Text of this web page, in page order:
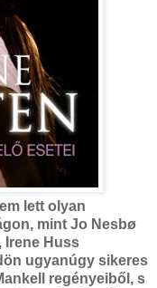
lett olyan
mint Jo Nesbø
Irene Huss
ugyanúgy sikeres
regényeiből, s